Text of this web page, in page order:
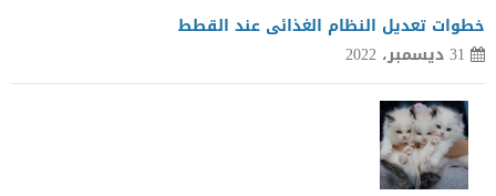
خطوات تعديل النظام الغذائى عند القطط
31 ديسمبر، 2022